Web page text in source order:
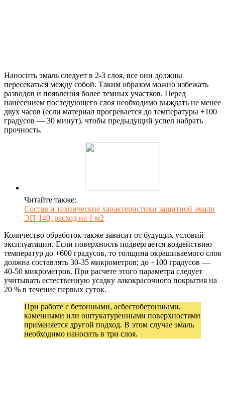
Наносить эмаль следует в 2-3 слоя, все они должны
пересекаться между собой. Таким образом можно избежать
разводов и появления более темных участков. Перед
нанесением последующего слоя необходимо выждать не менее
двух часов (если материал прогревается до температуры +100
градусов — 30 минут), чтобы предыдущий успел набрать
прочность.
Читайте также:
Состав и технические характеристики защитной эмали
ЭП-140, расход на 1 м2
Количество обработок также зависит от будущих условий
эксплуатации. Если поверхность подвергается воздействию
температур до +600 градусов, то толщина окрашиваемого слоя
должна составлять 30-35 микрометров; до +100 градусов —
40-50 микрометров. При расчете этого параметра следует
учитывать естественную усадку лакокрасочного покрытия на
20 % в течение первых суток.
При работе с бетонными, асбестобетонными,
каменными или оштукатуренными поверхностями
применяется другой подход. В этом случае эмаль
необходимо наносить в три слоя.